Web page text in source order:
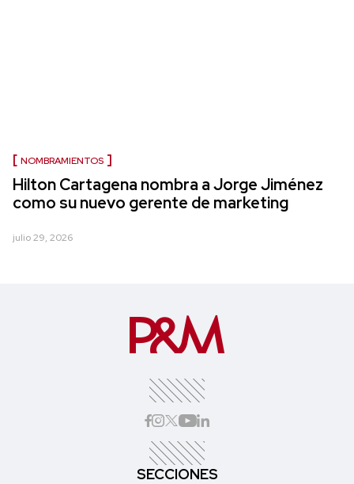
NOMBRAMIENTOS
Hilton Cartagena nombra a Jorge Jiménez
como su nuevo gerente de marketing
julio 29, 2026
SECCIONES